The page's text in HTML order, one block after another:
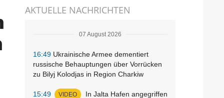
Abonnement
AKTUELLE NACHRICHTEN
07 August 2026
16:49 Ukrainische Armee dementiert
russische Behauptungen über Vorrücken
zu Bilyj Kolodjas in Region Charkiw
15:49 VIDEO In Jalta Hafen angegriffen